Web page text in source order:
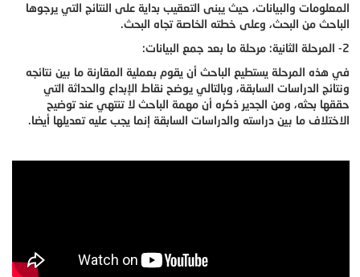
المعلومات والبيانات، حيث يبنى التعقيب بداية على النتائج التي يرجوها
الباحث من البحث، وعلى خطته الخاصة تجاه البحث.
2- المرحلة الثانية: مرحلة ما بعد جمع البيانات:
في هذه المرحلة يستطيع الباحث أن يقوم بعملية المقارنة ما بين نتائجه
ونتائج الدراسات السابقة، وبالتالي يوضح نقاط الإبداع والحداثة التي
حققها بحثه، ومن الجدير ذكره أن مهمة الباحث لا تنتهي عند توضيح
الاختلاف ما بين دراسته والدراسات السابقة إنما يجب عليه تعديلها أيضا.